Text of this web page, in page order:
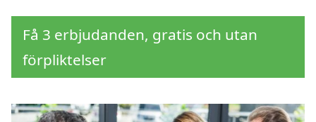
Få 3 erbjudanden, gratis och utan
förpliktelser